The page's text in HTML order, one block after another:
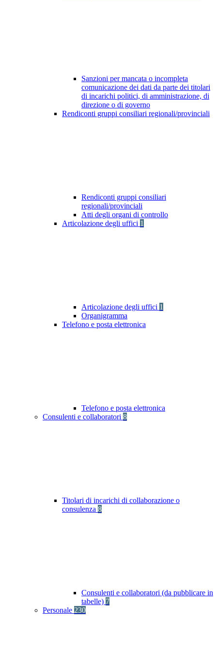
Sanzioni per mancata o incompleta
comunicazione dei dati da parte dei titolari
di incarichi politici, di amministrazione, di
direzione o di governo
Rendiconti gruppi consiliari regionali/provinciali
Rendiconti gruppi consiliari
regionali/provinciali
Atti degli organi di controllo
Articolazione degli uffici 1
Articolazione degli uffici 1
Organigramma
Telefono e posta elettronica
Telefono e posta elettronica
Consulenti e collaboratori 8
Titolari di incarichi di collaborazione o
consulenza 8
Consulenti e collaboratori (da pubblicare in
tabelle) 7
Personale 230